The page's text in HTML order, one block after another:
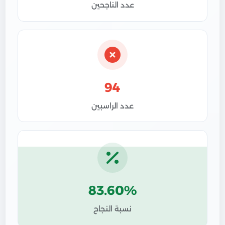
عدد الناجحين
94
عدد الراسبين
83.60%
نسبة النجاح